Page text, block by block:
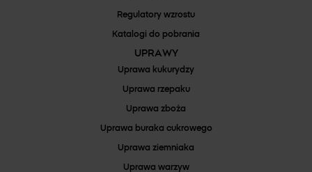
Regulatory wzrostu
Katalogi do pobrania
UPRAWY
Uprawa kukurydzy
Uprawa rzepaku
Uprawa zboża
Uprawa buraka cukrowego
Uprawa ziemniaka
Uprawa warzyw